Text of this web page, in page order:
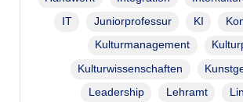
IT Juniorprofessur KI
Kulturmanagement
Kulturwissenschaften
Leadership Lehramt